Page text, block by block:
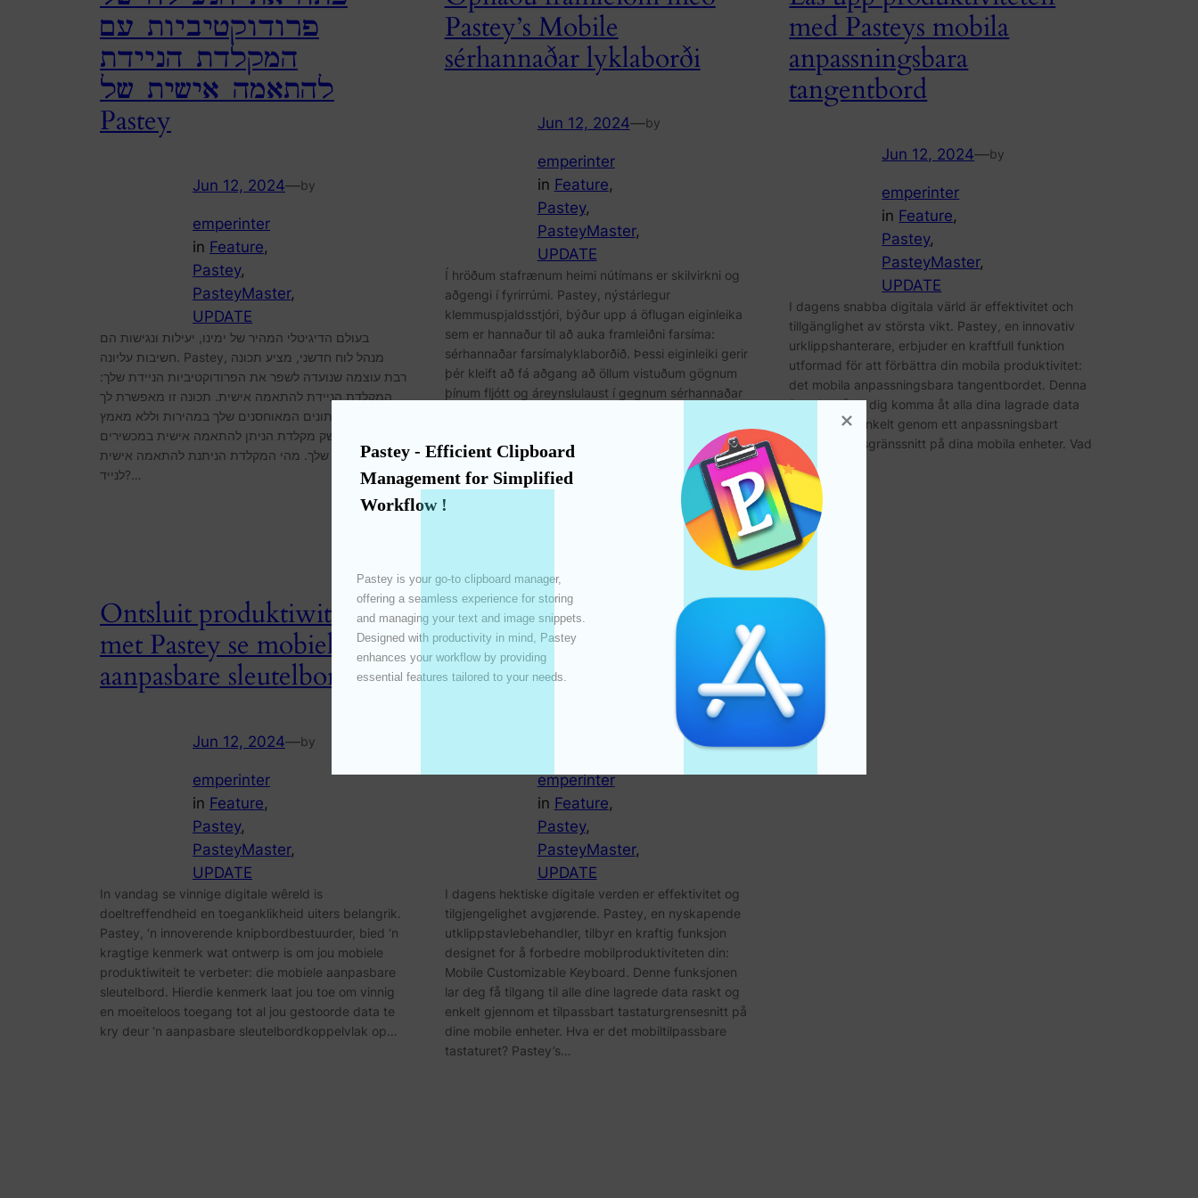
פרודוקטיביות עם
המקלדת הניידת
להתאמה אישית של
Pastey
Jun 12, 2024—by
emperinter
in Feature
Pastey
PasteyMaster
UPDATE
בעולם הדיגיטלי המהיר של ימינו, יעילות ונגישות הם
חשיבות עליונה. Pastey, מנהל לוח חדשני, מציע תכונה
רבת עוצמה שנועדה לשפר את הפרודוקטיביות הניידת שלך:
המקלדת הניידת להתאמה אישית. תכונה זו מאפשרת לך
לגשת לכל הנתונים המאוחסנים שלך במהירות וללא מאמץ
באמצעות ממשק מקלדת הניתן להתאמה אישית במכשירים
הניידים שלך. מהי המקלדת הניתנת להתאמה אישית
לנייד?…
Pastey’s Mobile
sérhannaðar lyklaborði
Jun 12, 2024—by
emperinter
in Feature
Pastey
PasteyMaster
UPDATE
Í hröðum stafrænum heimi nútímans er skilvirkni og
aðgengi í fyrirrúmi. Pastey, nýstárlegur
klemmuspjaldsstjóri, býður upp á öflugan eiginleika
sem er hannaður til að auka framleiðni farsíma:
sérhannaðar farsímalyklaborðið. Þessi eiginleiki gerir
þér kleift að fá aðgang að öllum vistuðum gögnum
þínum fljótt og áreynslulaust í gegnum sérhannaðar
med Pasteys mobila
anpassningsbara
tangentbord
Jun 12, 2024—by
emperinter
in Feature
Pastey
PasteyMaster
UPDATE
I dagens snabba digitala värld är effektivitet och
tillgänglighet av största vikt. Pastey, en innovativ
urklippshanterare, erbjuder en kraftfull funktion
utformad för att förbättra din mobila produktivitet:
det mobila anpassningsbara tangentbordet. Denna
funktion låter dig komma åt alla dina lagrade data
snabbt och enkelt genom ett anpassningsbart
tangentbordsgränssnitt på dina mobila enheter. Vad
är det…
Ontsluit produktiwiteit
met Pastey se mobiele
aanpasbare sleutelbord
Jun 12, 2024—by
emperinter
in Feature
Pastey
PasteyMaster
UPDATE
In vandag se vinnige digitale wêreld is
doeltreffendheid en toeganklikheid uiters belangrik.
Pastey, ‘n innoverende knipbordbestuurder, bied ‘n
kragtige kenmerk wat ontwerp is om jou mobiele
produktiwiteit te verbeter: die mobiele aanpasbare
sleutelbord. Hierdie kenmerk laat jou toe om vinnig
en moeiteloos toegang tot al jou gestoorde data te
kry deur ‘n aanpasbare sleutelbordkoppelvlak op…
Lås opp produktiviteten
med Pasteys
mobiltilpassbare tastatur
emperinter
in Feature
Pastey
PasteyMaster
UPDATE
I dagens hektiske digitale verden er effektivitet og
tilgjengelighet avgjørende. Pastey, en nyskapende
utklippstavlebehandler, tilbyr en kraftig funksjon
designet for å forbedre mobilproduktiviteten din:
Mobile Customizable Keyboard. Denne funksjonen
lar deg få tilgang til alle dine lagrede data raskt og
enkelt gjennom et tilpassbart tastaturgrensesnitt på
dine mobile enheter. Hva er det mobiltilpassbare
tastaturet? Pastey’s…
Pastey - Efficient Clipboard
Management for Simplified
Workflow !
Pastey is your go-to clipboard manager,
offering a seamless experience for storing
and managing your text and image snippets.
Designed with productivity in mind, Pastey
enhances your workflow by providing
essential features tailored to your needs.